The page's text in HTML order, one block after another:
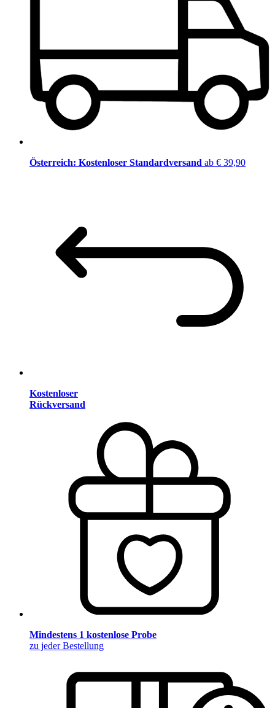
Österreich: Kostenloser Standardversand ab € 39,90
Kostenloser
Rückversand
Mindestens 1 kostenlose Probe
zu jeder Bestellung